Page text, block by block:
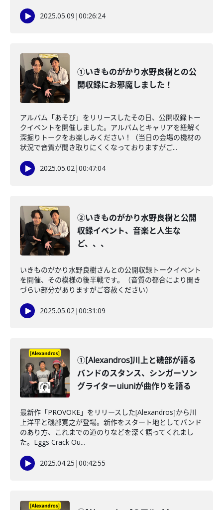
2025.05.09 |00:26:24
①いきものがかり水野良樹との公
開収録にお邪魔しました！
アルバム「あそび」をリリースしたその日、公開収録トー
クイベントを開催しました。アルバムとキャリアを紐解く
深掘りトークをお楽しみください！（当日の会場の機材の
状況で音質が聞き取りにくくなっておりますがご...
2025.05.02|00:47:04
②いきものがかり水野良樹と公開
収録イベント、音楽と人生な
ど、、、
いきものがかり水野良樹さんとの公開収録トークイベント
を開催、その模様の後半戦です。（音質の都合により聞き
づらい部分がありますがご容赦ください）
2025.05.02|00:31:09
①[Alexandros]川上と磯部が語る
バンドのスタンス、シンガーソン
グライターuiuniが曲作りを語る
最新作「PROVOKE」をリリースした[Alexandros]から川
上洋平と磯部寛之が登場。新作をスタート地としてバンド
のあり方、これまでの道のりなどを深く語ってくれまし
た。Eggs Crack Ou...
2025.04.25 |00:42:55